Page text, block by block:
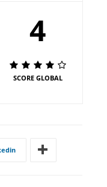
4
SCORE GLOBAL